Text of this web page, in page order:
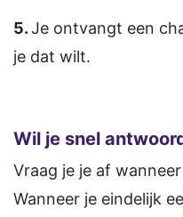
5.Je ontvangt een
je dat wilt.
Wil je snel
Vraag je je af
Wanneer je eindelijk